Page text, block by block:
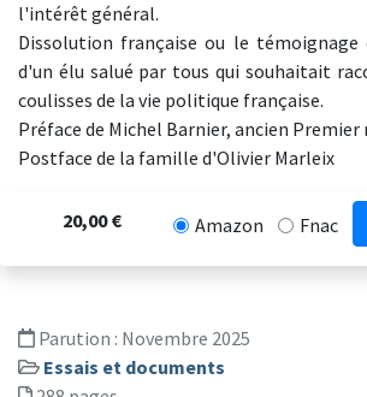
l'intérêt général.
Dissolution française ou le témoignage
d'un élu salué par tous qui souhaitait
coulisses de la vie politique française.
Préface de Michel Barnier, ancien
​Postface de la famille d'Olivier Marleix
20,00 € Amazon Fnac
Parution : Novembre 2025
Essais et documents